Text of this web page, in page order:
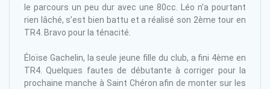
le parcours un peu dur avec une 80cc. Léo n’a pourtant
rien lâché, s’est bien battu et a réalisé son 2ème tour en
TR4. Bravo pour la ténacité.
Éloïse Gachelin, la seule jeune fille du club, a fini 4ème en
TR4. Quelques fautes de débutante à corriger pour la
prochaine manche à Saint Chéron afin de monter sur les